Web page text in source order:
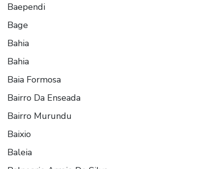
Baependi
Bage
Bahia
Bahia
Baia Formosa
Bairro Da Enseada
Bairro Murundu
Baixio
Baleia